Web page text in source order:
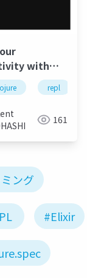
middleware
with
repl
161
ング
#Elixir